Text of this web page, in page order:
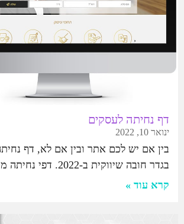
דף נחיתה לעסקים
ינואר 10, 2022
בין אם יש לכם אתר ובין אם לא, דף
בגדר חובה שיווקית ב-2022. דפי נחיתה מוצלחים לא
קרא עוד »